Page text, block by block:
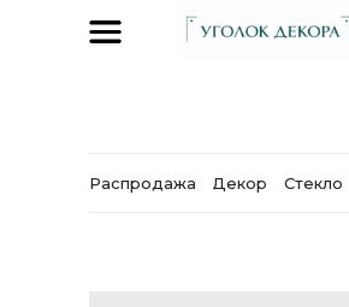
Распродажа Декор Стекло